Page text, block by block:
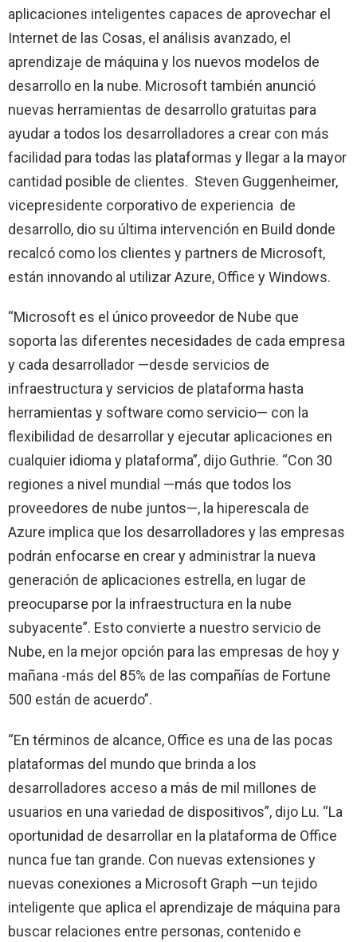
aplicaciones inteligentes capaces de aprovechar el
Internet de las Cosas, el análisis avanzado, el
aprendizaje de máquina y los nuevos modelos de
desarrollo en la nube. Microsoft también anunció
nuevas herramientas de desarrollo gratuitas para
ayudar a todos los desarrolladores a crear con más
facilidad para todas las plataformas y llegar a la mayor
cantidad posible de clientes. Steven Guggenheimer,
vicepresidente corporativo de experiencia de
desarrollo, dio su última intervención en Build donde
recalcó como los clientes y partners de Microsoft,
están innovando al utilizar Azure, Office y Windows.
“Microsoft es el único proveedor de Nube que
soporta las diferentes necesidades de cada empresa
y cada desarrollador —desde servicios de
infraestructura y servicios de plataforma hasta
herramientas y software como servicio— con la
flexibilidad de desarrollar y ejecutar aplicaciones en
cualquier idioma y plataforma”, dijo Guthrie. “Con 30
regiones a nivel mundial —más que todos los
proveedores de nube juntos—, la hiperescala de
Azure implica que los desarrolladores y las empresas
podrán enfocarse en crear y administrar la nueva
generación de aplicaciones estrella, en lugar de
preocuparse por la infraestructura en la nube
subyacente”. Esto convierte a nuestro servicio de
Nube, en la mejor opción para las empresas de hoy y
mañana -más del 85% de las compañías de Fortune
500 están de acuerdo”.
“En términos de alcance, Office es una de las pocas
plataformas del mundo que brinda a los
desarrolladores acceso a más de mil millones de
usuarios en una variedad de dispositivos”, dijo Lu. “La
oportunidad de desarrollar en la plataforma de Office
nunca fue tan grande. Con nuevas extensiones y
nuevas conexiones a Microsoft Graph —un tejido
inteligente que aplica el aprendizaje de máquina para
buscar relaciones entre personas, contenido e